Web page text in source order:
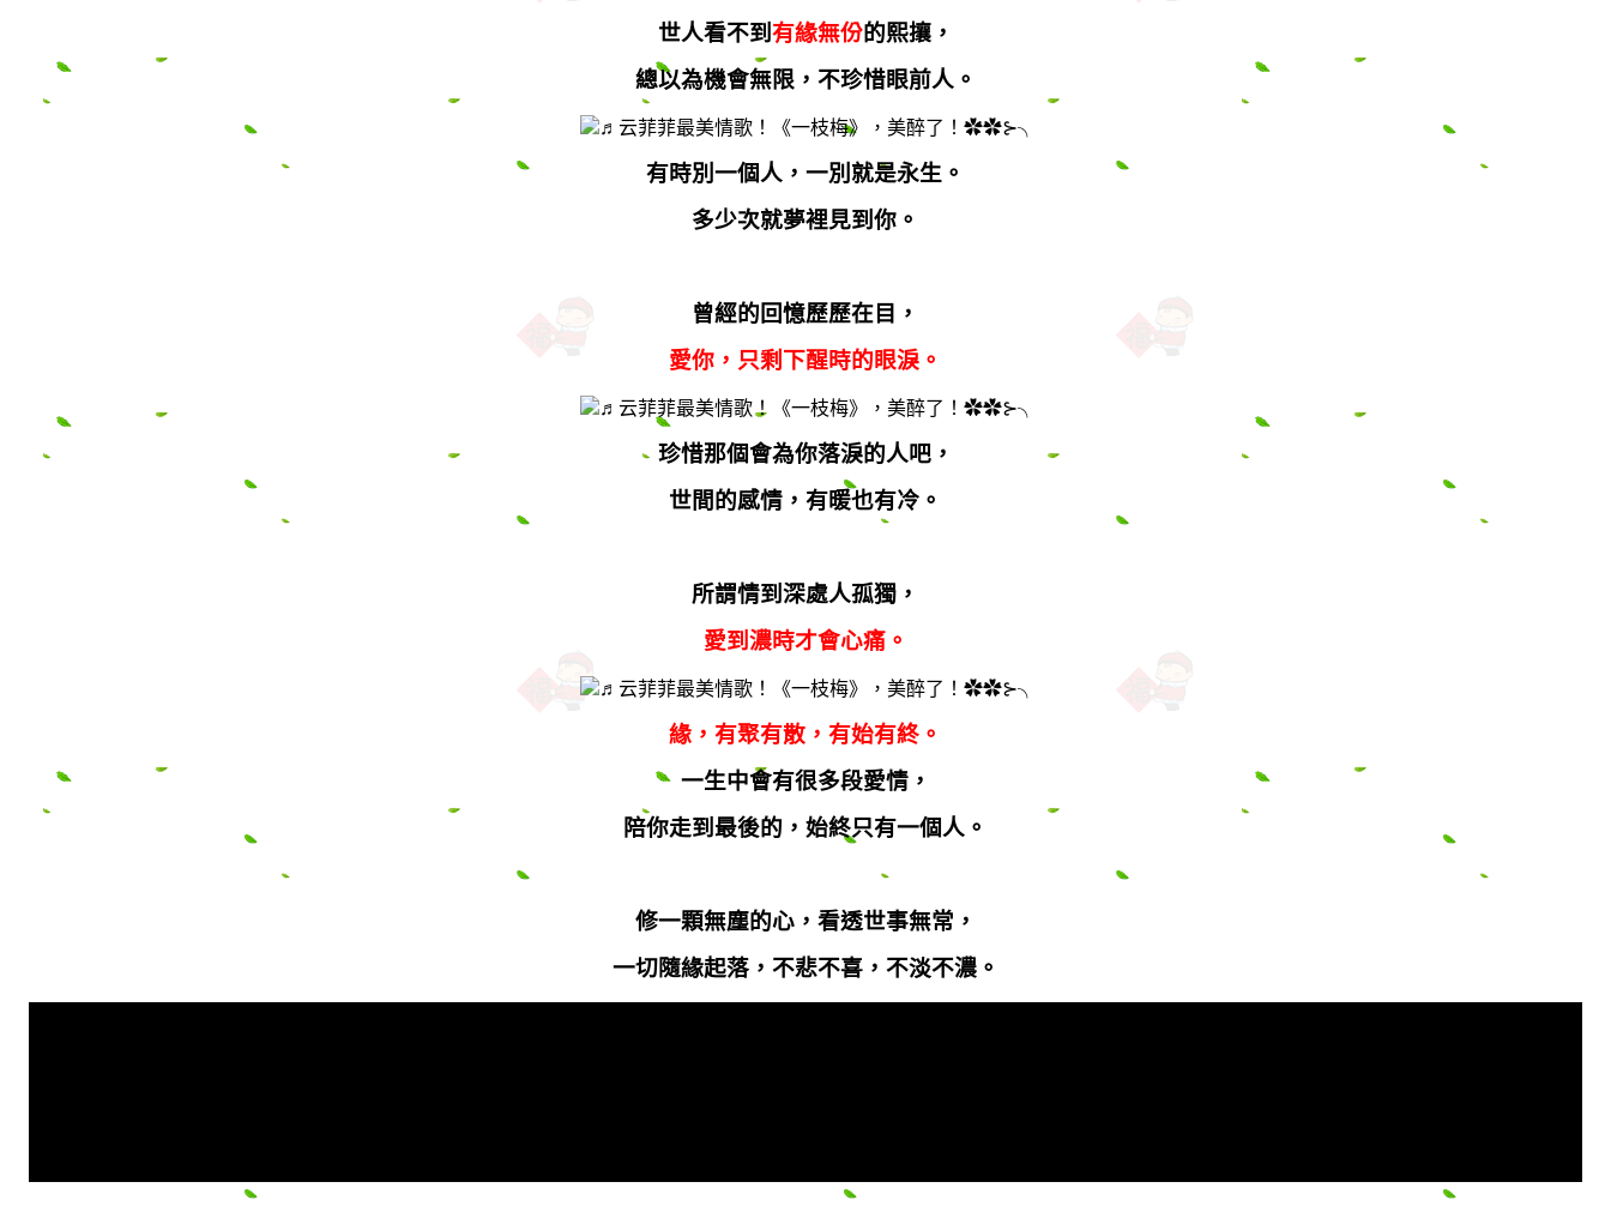
世人看不到 有緣無份的熙攘，
總以為機會無限，不珍惜眼前人。
有時別一個人，一別就是永生。
多少次就夢裡見到你。
曾經的回憶歷歷在目，
愛你，只剩下醒時的眼淚。
珍惜那個會為你落淚的人吧，
世間的感情，有暖也有冷。
所謂情到深處人孤獨，
愛到濃時才會心痛。
緣，有聚有散，有始有終。
一生中會有很多段愛情，
陪你走到最後的，始終只有一個人。
修一顆無塵的心，看透世事無常，
一切隨緣起落，不悲不喜，不淡不濃。